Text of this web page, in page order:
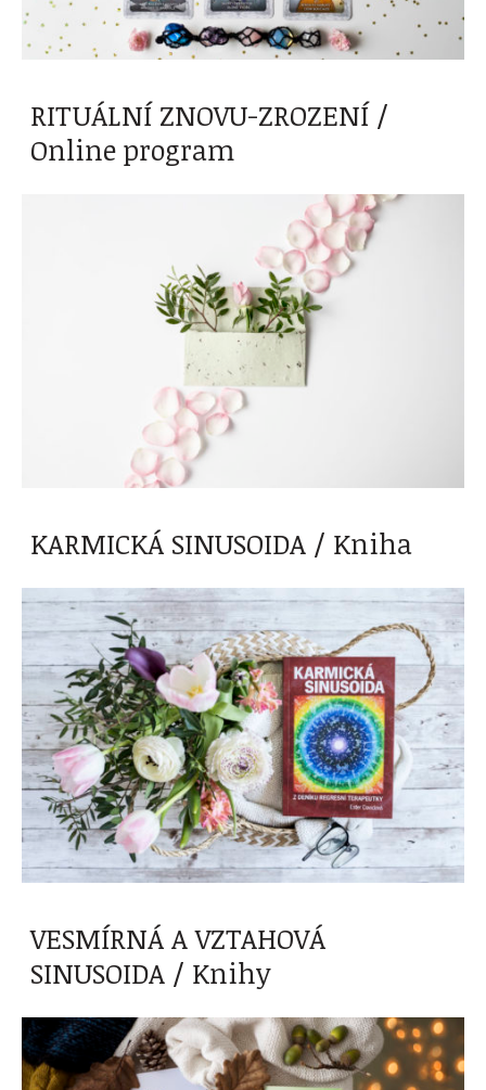
RITUÁLNÍ ZNOVU-ZROZENÍ /
Online program
KARMICKÁ SINUSOIDA / Kniha
VESMÍRNÁ A VZTAHOVÁ
SINUSOIDA / Knihy